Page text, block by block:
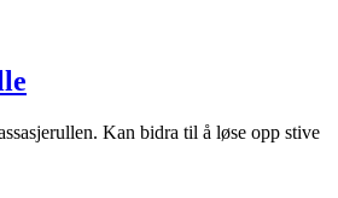
Kan bidra til å løse opp stive